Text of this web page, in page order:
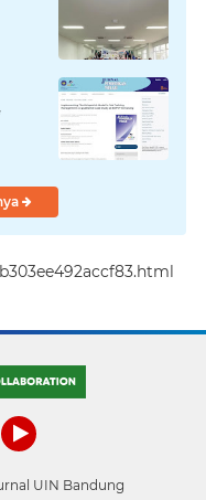
UIN Bandung